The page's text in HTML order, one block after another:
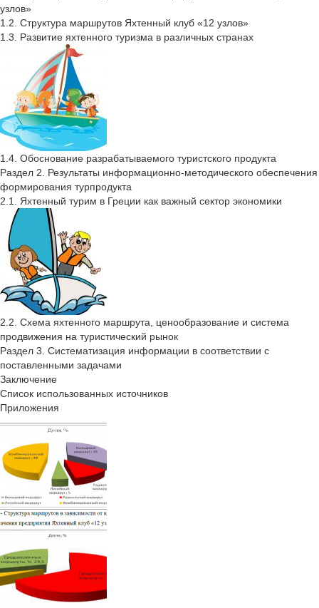
узлов»
1.2. Структура маршрутов Яхтенный клуб «12 узлов»
1.3. Развитие яхтенного туризма в различных странах
1.4. Обоснование разрабатываемого туристского продукта
Раздел 2. Результаты информационно-методического обеспечения
формирования турпродукта
2.1. Яхтенный турим в Греции как важный сектор экономики
2.2. Схема яхтенного маршрута, ценообразование и система
продвижения на туристический рынок
Раздел 3. Систематизация информации в соответствии с
поставленными задачами
Заключение
Список использованных источников
Приложения